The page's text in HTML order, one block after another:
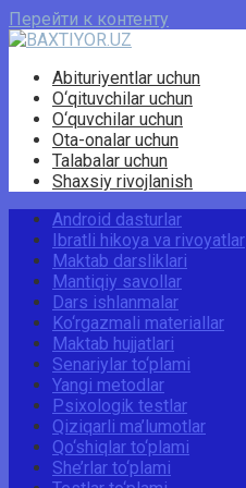
Перейти к контенту
Abituriyentlar uchun
O‘qituvchilar uchun
O‘quvchilar uchun
Ota-onalar uchun
Talabalar uchun
Shaxsiy rivojlanish
Android dasturlar
Ibratli hikoya va rivoyatlar
Maktab darsliklari
Mantiqiy savollar
Dars ishlanmalar
Ko‘rgazmali materiallar
Maktab hujjatlari
Senariylar to‘plami
Yangi metodlar
Psixologik testlar
Qiziqarli ma’lumotlar
Qo‘shiqlar to‘plami
She’rlar to‘plami